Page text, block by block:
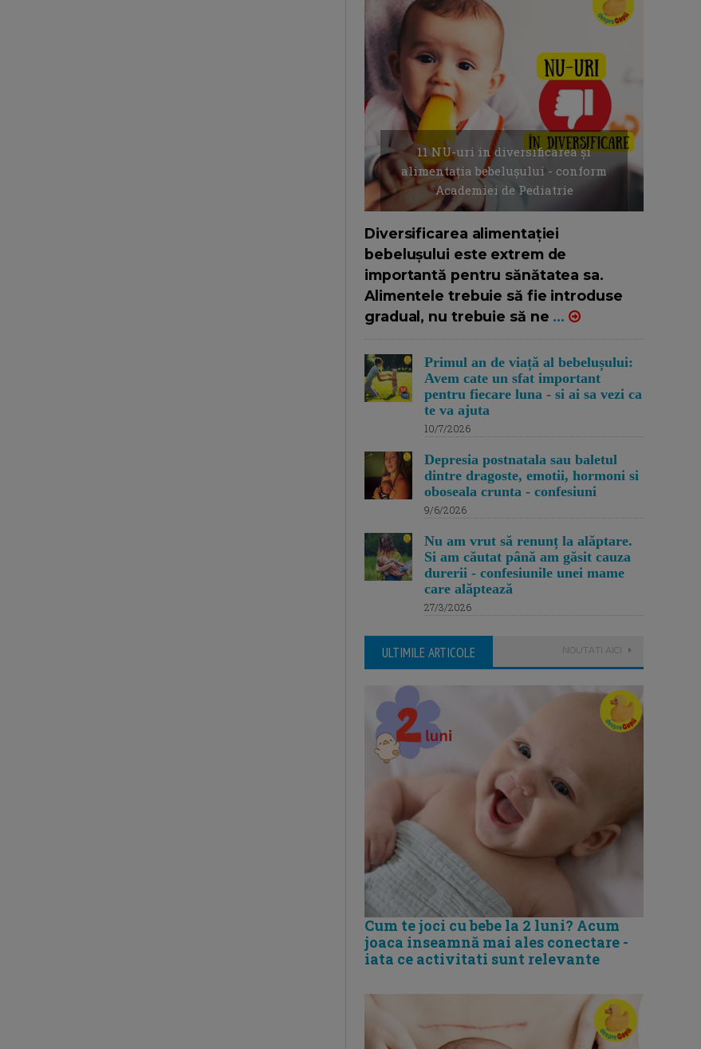
11 NU-uri in diversificarea și
alimentația bebelușului - conform
Academiei de Pediatrie
Diversificarea alimentației
bebelușului este extrem de
importantă pentru sănătatea sa.
Alimentele trebuie să fie introduse
gradual, nu trebuie să ne ...
Primul an de viață al bebelușului:
Avem cate un sfat important
pentru fiecare luna - si ai sa vezi ca
te va ajuta
10/7/2026
Depresia postnatala sau baletul
dintre dragoste, emotii, hormoni si
oboseala crunta - confesiuni
9/6/2026
Nu am vrut să renunț la alăptare.
Si am căutat până am găsit cauza
durerii - confesiunile unei mame
care alăptează
27/3/2026
ULTIMILE ARTICOLE NOUTATI AICI
Cum te joci cu bebe la 2 luni? Acum
joaca inseamnă mai ales conectare -
iata ce activitati sunt relevante